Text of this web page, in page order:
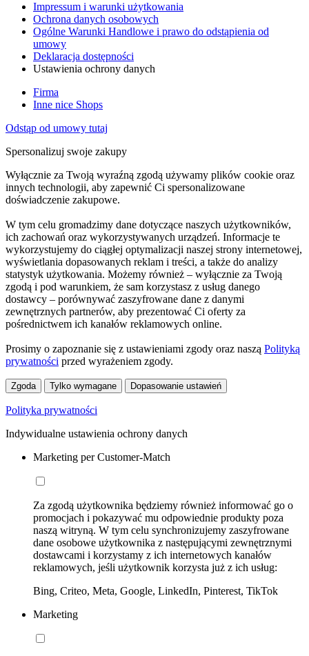
Impressum i warunki użytkowania
Ochrona danych osobowych
Ogólne Warunki Handlowe i prawo do odstąpienia od
umowy
Deklaracja dostępności
Ustawienia ochrony danych
Firma
Inne nice Shops
Odstąp od umowy tutaj
Spersonalizuj swoje zakupy
Wyłącznie za Twoją wyraźną zgodą używamy plików cookie oraz
innych technologii, aby zapewnić Ci spersonalizowane
doświadczenie zakupowe.
W tym celu gromadzimy dane dotyczące naszych użytkowników,
ich zachowań oraz wykorzystywanych urządzeń. Informacje te
wykorzystujemy do ciągłej optymalizacji naszej strony internetowej,
wyświetlania dopasowanych reklam i treści, a także do analizy
statystyk użytkowania. Możemy również – wyłącznie za Twoją
zgodą i pod warunkiem, że sam korzystasz z usług danego
dostawcy – porównywać zaszyfrowane dane z danymi
zewnętrznych partnerów, aby prezentować Ci oferty za
pośrednictwem ich kanałów reklamowych online.
Prosimy o zapoznanie się z ustawieniami zgody oraz naszą Polityką
prywatności przed wyrażeniem zgody.
Zgoda Tylko wymagane Dopasowanie ustawień
Polityka prywatności
Indywidualne ustawienia ochrony danych
Marketing per Customer-Match
Za zgodą użytkownika będziemy również informować go o
promocjach i pokazywać mu odpowiednie produkty poza
naszą witryną. W tym celu synchronizujemy zaszyfrowane
dane osobowe użytkownika z następującymi zewnętrznymi
dostawcami i korzystamy z ich internetowych kanałów
reklamowych, jeśli użytkownik korzysta już z ich usług:
Bing, Criteo, Meta, Google, LinkedIn, Pinterest, TikTok
Marketing